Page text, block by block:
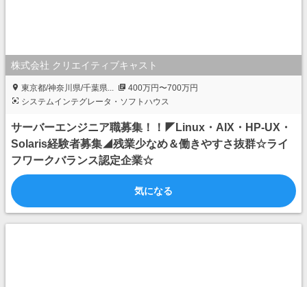
株式会社 クリエイティブキャスト
東京都/神奈川県/千葉県...
400万円〜700万円
システムインテグレータ・ソフトハウス
サーバーエンジニア職募集！！◤Linux・AIX・HP-UX・
Solaris経験者募集◢残業少なめ＆働きやすさ抜群☆ライ
フワークバランス認定企業☆
気になる